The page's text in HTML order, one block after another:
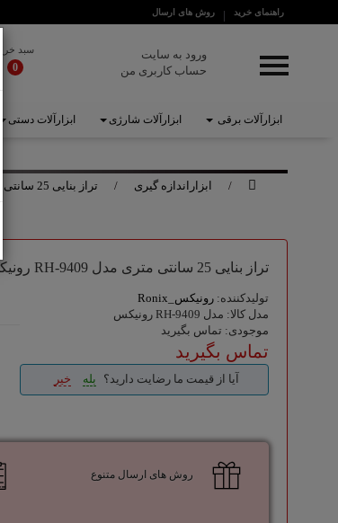
ابزارآلات بنزینی
تجهیزات ایمنی
ابزاراندازه گیری
تجهیزات گاراژی و مکانیکی
راهنمای خرید روش های ارسال
ورود به سایت
حساب کاربری من
سبد خرید
0
ابزارآلات برقی ابزارآلات شارژی ابزارآلات دستی
ابزاراندازه گیری تراز بنایی 25 سانتی متری مدل RH-9409 رونیکس
تراز بنایی 25 سانتی متری مدل RH-9409 رونیکس
تولیدکننده: رونیکس_Ronix
مدل کالا: مدل RH-9409 رونیکس
موجودی: تماس بگیرید
تماس بگیرید
آیا از قیمت ما رضایت دارید؟ بله خیر
روش های ارسال متنوع